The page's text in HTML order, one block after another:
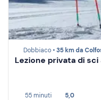
Dobbiaco •35 km da
Lezione privata di
55 minuti
5,0